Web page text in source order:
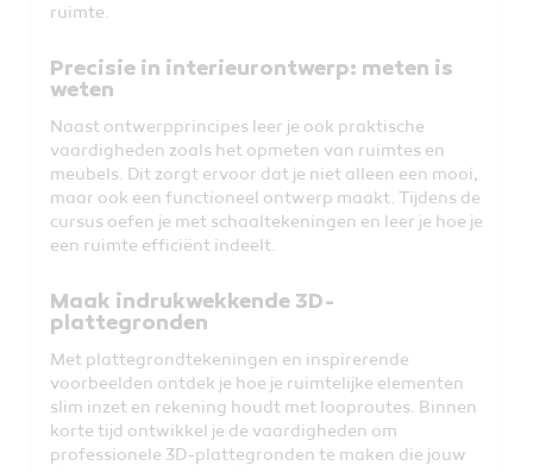
ruimte.
Precisie in interieurontwerp: meten is
weten
Naast ontwerpprincipes leer je ook praktische
vaardigheden zoals het opmeten van ruimtes en
meubels. Dit zorgt ervoor dat je niet alleen een mooi,
maar ook een functioneel ontwerp maakt. Tijdens de
cursus oefen je met schaaltekeningen en leer je hoe je
een ruimte efficiënt indeelt.
Maak indrukwekkende 3D-
plattegronden
Met plattegrondtekeningen en inspirerende
voorbeelden ontdek je hoe je ruimtelijke elementen
slim inzet en rekening houdt met looproutes. Binnen
korte tijd ontwikkel je de vaardigheden om
professionele 3D-plattegronden te maken die jouw